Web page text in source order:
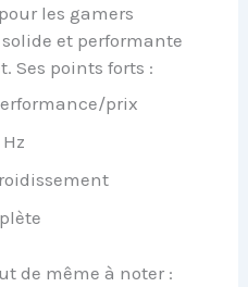
les gamers
et performante
Ses points forts :
prix
de même à noter :